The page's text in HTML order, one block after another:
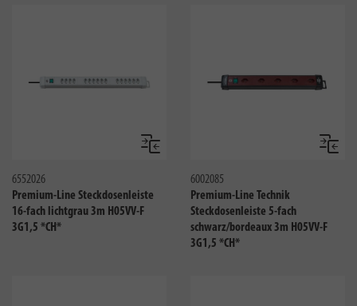
Vergleichen
6552026
Premium-Line Steckdosenleiste
16-fach lichtgrau 3m H05VV-F
3G1,5 *CH*
6002085
Premium-Line Technik
Steckdosenleiste 5-fach
schwarz/bordeaux 3m H05VV-F
3G1,5 *CH*